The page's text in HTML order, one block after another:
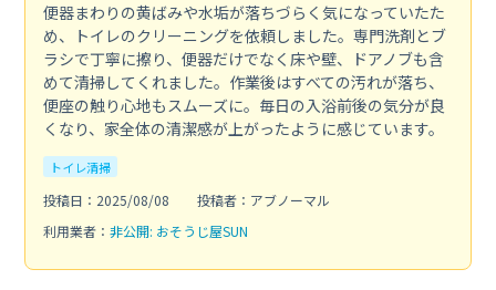
便器まわりの黄ばみや水垢が落ちづらく気になっていたた
め、トイレのクリーニングを依頼しました。専門洗剤とブ
ラシで丁寧に擦り、便器だけでなく床や壁、ドアノブも含
めて清掃してくれました。作業後はすべての汚れが落ち、
便座の触り心地もスムーズに。毎日の入浴前後の気分が良
くなり、家全体の清潔感が上がったように感じています。
トイレ清掃
投稿日：2025/08/08
投稿者：アブノーマル
利用業者： 非公開: おそうじ屋SUN